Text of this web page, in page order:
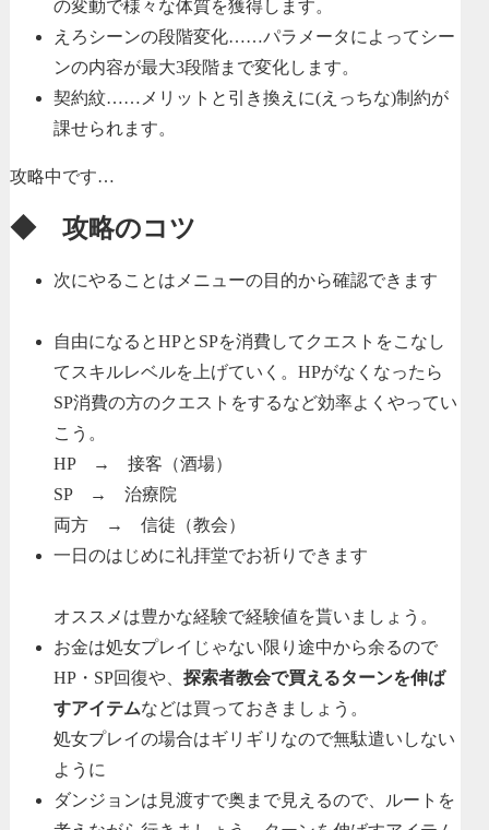
の変動で様々な体質を獲得します。
えろシーンの段階変化……パラメータによってシー
ンの内容が最大3段階まで変化します。
契約紋……メリットと引き換えに(えっちな)制約が
課せられます。
攻略中です…
◆ 攻略のコツ
次にやることはメニューの目的から確認できます
自由になるとHPとSPを消費してクエストをこなし
てスキルレベルを上げていく。HPがなくなったら
SP消費の方のクエストをするなど効率よくやってい
こう。
HP → 接客（酒場）
SP → 治療院
両方 → 信徒（教会）
一日のはじめに礼拝堂でお祈りできます
オススメは豊かな経験で経験値を貰いましょう。
お金は処女プレイじゃない限り途中から余るので
HP・SP回復や、 探索者教会で買えるターンを伸ば
すアイテムなどは買っておきましょう。
処女プレイの場合はギリギリなので無駄遣いしない
ように
ダンジョンは見渡すで奥まで見えるので、ルートを